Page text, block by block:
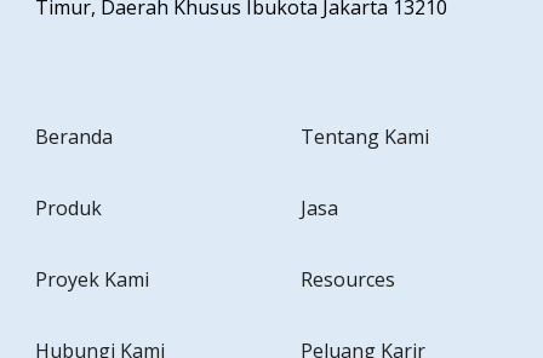
Timur, Daerah Khusus Ibukota Jakarta 13210
Beranda
Produk
Proyek Kami
Hubungi Kami
Tentang Kami
Jasa
Resources
Peluang Karir